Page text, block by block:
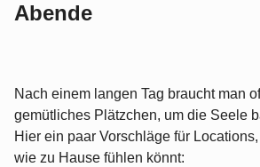
Abende
Nach einem langen Tag braucht man
gemütliches Plätzchen, um die Seele
Hier ein paar Vorschläge für
wie zu Hause fühlen könnt: